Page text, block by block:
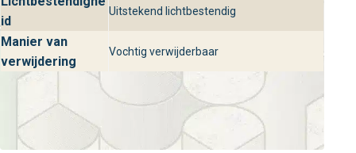
id
Uitstekend lichtbestendig
Manier van
verwijdering
Vochtig verwijderbaar